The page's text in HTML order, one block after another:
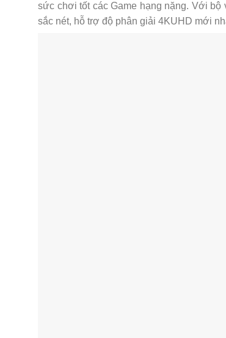
sức chơi tốt các Game hạng nặng. Với
sắc nét, hỗ trợ độ phân giải 4KUHD mới